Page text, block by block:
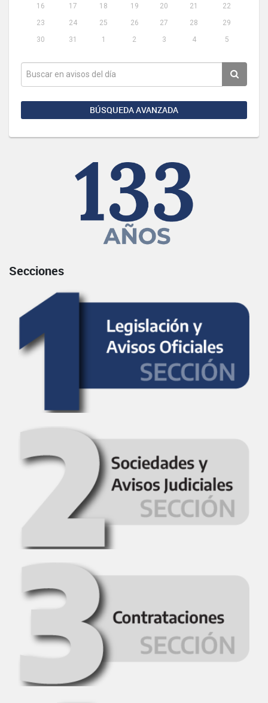
16
17 18 19 20 21
22
23
24 25 26 27 28
29
30
31 1 2 3 4 5
BÚSQUEDA AVANZADA
Secciones